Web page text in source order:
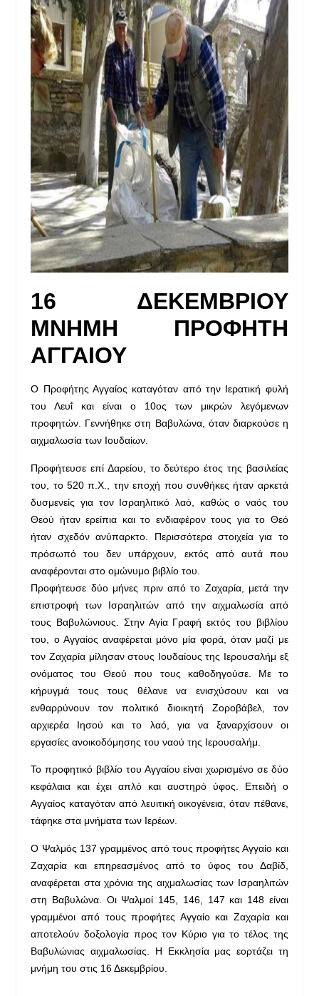
16 ΔΕΚΕΜΒΡΙΟΥ
ΜΝΗΜΗ ΠΡΟΦΗΤΗ
ΑΓΓΑΙΟΥ
Ο Προφήτης Αγγαίος καταγόταν από την Ιερατική φυλή
του Λευΐ και είναι ο 10ος των μικρών λεγόμενων
προφητών. Γεννήθηκε στη Βαβυλώνα, όταν διαρκούσε η
αιχμαλωσία των Ιουδαίων.
Προφήτευσε επί Δαρείου, το δεύτερο έτος της βασιλείας
του, το 520 π.Χ., την εποχή που συνθήκες ήταν αρκετά
δυσμενείς για τον Ισραηλιτικό λαό, καθώς ο ναός του
Θεού ήταν ερείπια και το ενδιαφέρον τους για το Θεό
ήταν σχεδόν ανύπαρκτο. Περισσότερα στοιχεία για το
πρόσωπό του δεν υπάρχουν, εκτός από αυτά που
αναφέρονται στο ομώνυμο βιβλίο του.
Προφήτευσε δύο μήνες πριν από το Ζαχαρία, μετά την
επιστροφή των Ισραηλιτών από την αιχμαλωσία από
τους Βαβυλώνιους. Στην Αγία Γραφή εκτός του βιβλίου
του, ο Αγγαίος αναφέρεται μόνο μία φορά, όταν μαζί με
τον Ζαχαρία μίλησαν στους Ιουδαίους της Ιερουσαλήμ εξ
ονόματος του Θεού που τους καθοδηγούσε. Με το
κήρυγμά τους τους θέλανε να ενισχύσουν και να
ενθαρρύνουν τον πολιτικό διοικητή Ζοροβάβελ, τον
αρχιερέα Ιησού και το λαό, για να ξαναρχίσουν οι
εργασίες ανοικοδόμησης του ναού της Ιερουσαλήμ.
Το προφητικό βιβλίο του Αγγαίου είναι χωρισμένο σε δύο
κεφάλαια και έχει απλό και αυστηρό ύφος. Επειδή ο
Αγγαίος καταγόταν από λευιτική οικογένεια, όταν πέθανε,
τάφηκε στα μνήματα των Ιερέων.
Ο Ψαλμός 137 γραμμένος από τους προφήτες Αγγαίο και
Ζαχαρία και επηρεασμένος από το ύφος του Δαβίδ,
αναφέρεται στα χρόνια της αιχμαλωσίας των Ισραηλιτών
στη Βαβυλώνα. Οι Ψαλμοί 145, 146, 147 και 148 είναι
γραμμένοι από τους προφήτες Αγγαίο και Ζαχαρία και
αποτελούν δοξολογία προς τον Κύριο για το τέλος της
Βαβυλώνιας αιχμαλωσίας. Η Εκκλησία μας εορτάζει τη
μνήμη του στις 16 Δεκεμβρίου.